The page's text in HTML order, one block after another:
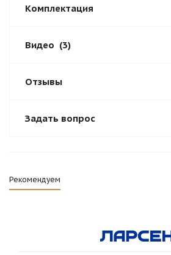
Комплектация
Видео (3)
Отзывы
Задать вопрос
Рекомендуем